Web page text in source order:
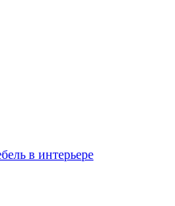
в интерьере